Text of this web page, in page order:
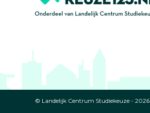
© Landelijk Centrum Studiekeuze - 2026